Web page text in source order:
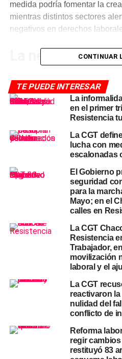
medida podría fomentar la
mientras distintos sectores
negativos en derechos
La negociación
de la media
laboral
El oficialismo, apoyado por
algunos gobernadores, logró
necesarios para que la media
avance en el Senado. Las
negociaciones con bancadas
estabilidad y previsibilidad
Durante las últimas semanas,
Libertad Avanza en la
encabezó las negociaciones
PRO y representantes
que permitan superar
El ministro del Interior, Diego
gobernadores aliados para
marco, autoridades oficiales
tratamiento de la ley.
CONTINUAR
TE PUEDE INTERESAR
La
en el primer
Resistencia
La CGT
lucha con
escalonadas
El Gobierno
seguridad
para la
Mayo; en el
calles en
La CGT
Resistencia
Trabajador,
movilización
laboral y el
La CGT
reactivaron
nulidad del
conflicto de
Reforma
regir
restituyó 83